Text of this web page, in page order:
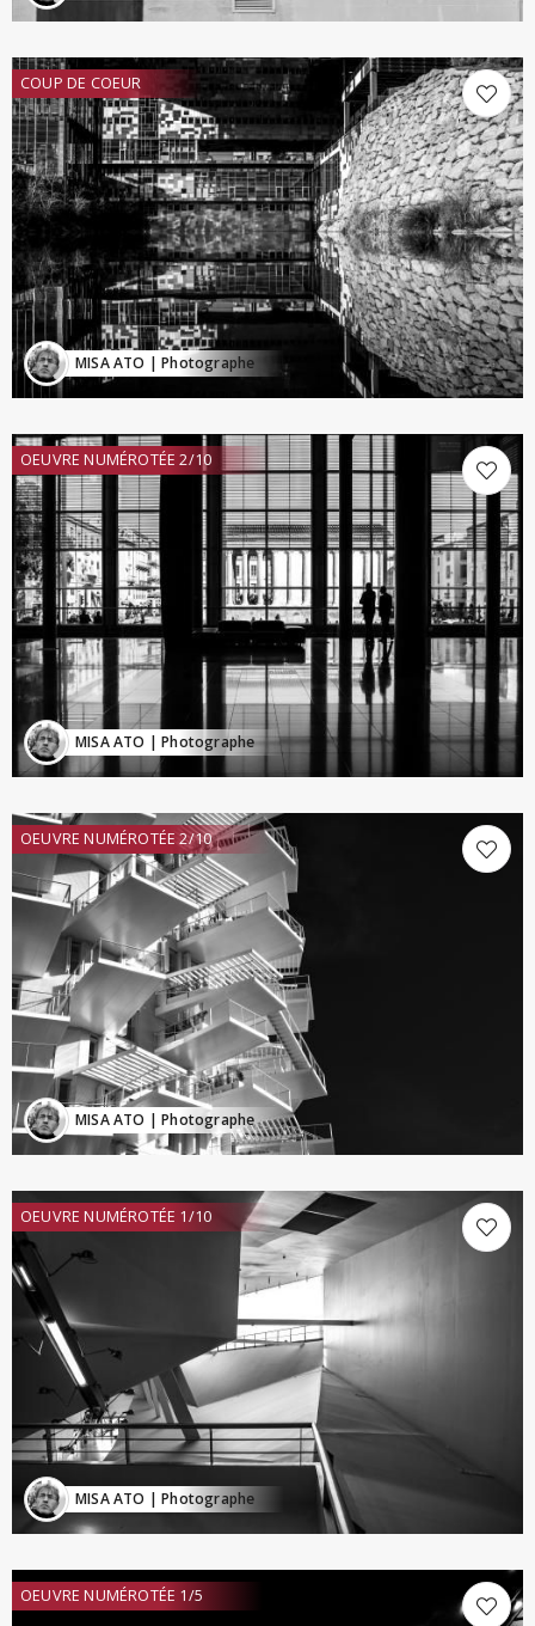
COUP DE COEUR
MISA ATO | Photographe
OEUVRE NUMÉROTÉE 2/10
MISA ATO | Photographe
OEUVRE NUMÉROTÉE 2/10
MISA ATO | Photographe
OEUVRE NUMÉROTÉE 1/10
MISA ATO | Photographe
OEUVRE NUMÉROTÉE 1/5